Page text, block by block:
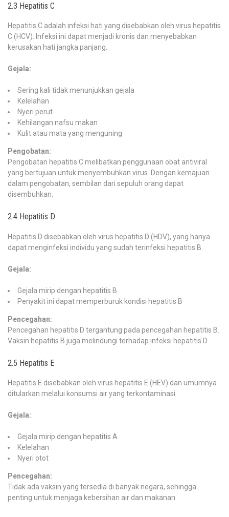
2.3 Hepatitis C
Hepatitis C adalah infeksi hati yang disebabkan oleh virus hepatitis
C (HCV). Infeksi ini dapat menjadi kronis dan menyebabkan
kerusakan hati jangka panjang.
Gejala:
Sering kali tidak menunjukkan gejala
Kelelahan
Nyeri perut
Kehilangan nafsu makan
Kulit atau mata yang menguning
Pengobatan:
Pengobatan hepatitis C melibatkan penggunaan obat antiviral
yang bertujuan untuk menyembuhkan virus. Dengan kemajuan
dalam pengobatan, sembilan dari sepuluh orang dapat
disembuhkan.
2.4 Hepatitis D
Hepatitis D disebabkan oleh virus hepatitis D (HDV), yang hanya
dapat menginfeksi individu yang sudah terinfeksi hepatitis B.
Gejala:
Gejala mirip dengan hepatitis B
Penyakit ini dapat memperburuk kondisi hepatitis B
Pencegahan:
Pencegahan hepatitis D tergantung pada pencegahan hepatitis B.
Vaksin hepatitis B juga melindungi terhadap infeksi hepatitis D.
2.5 Hepatitis E
Hepatitis E disebabkan oleh virus hepatitis E (HEV) dan umumnya
ditularkan melalui konsumsi air yang terkontaminasi.
Gejala:
Gejala mirip dengan hepatitis A
Kelelahan
Nyeri otot
Pencegahan:
Tidak ada vaksin yang tersedia di banyak negara, sehingga
penting untuk menjaga kebersihan air dan makanan.